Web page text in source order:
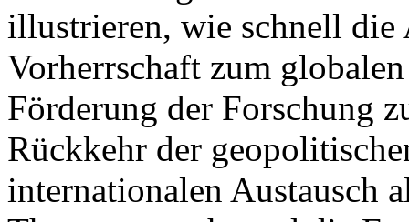
illustrieren, wie schnell die
Vorherrschaft zum
Förderung der Forschung
Rückkehr der
internationalen Austausch